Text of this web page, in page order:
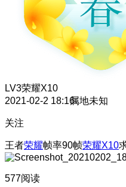
LV3荣耀X10
2021-02-2 18:16属地未知
关注
王者荣耀帧率90帧荣耀X10
577阅读